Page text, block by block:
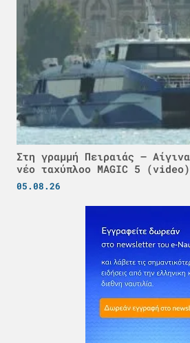
Στη γραμμή Πειραιάς –
νέο ταχύπλοο MAGIC 5 (video)
05.08.26